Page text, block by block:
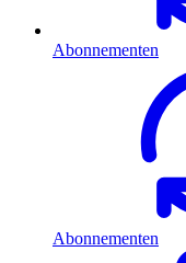
Abonnementen
Abonnementen